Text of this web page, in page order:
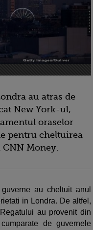
au atras de
New York-ul,
oraselor
pentru cheltuirea
Money.
au cheltuit anul
in Londra. De altfel,
au provenit din
de guvernele